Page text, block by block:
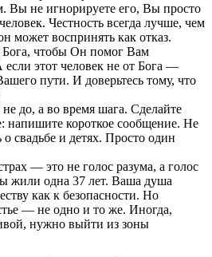
Вы не игнорируете его, Вы просто
Честность всегда лучше, чем
может воспринять как отказ.
чтобы Он помог Вам
если этот человек не от Бога —
пути. И доверьтесь тому, что
до, а во время шага. Сделайте
напишите короткое сообщение. Не
свадьбе и детях. Просто один
— это не голос разума, а голос
жили одна 37 лет. Ваша душа
как к безопасности. Но
— не одно и то же. Иногда,
нужно выйти из зоны